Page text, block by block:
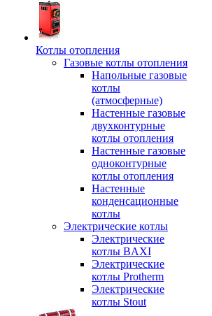
Котлы отопления
Газовые котлы отопления
Напольные газовые
котлы
(атмосферные)
Настенные газовые
двухконтурные
котлы отопления
Настенные газовые
одноконтурные
котлы отопления
Настенные
конденсационные
котлы
Электрические котлы
Электрические
котлы BAXI
Электрические
котлы Protherm
Электрические
котлы Stout